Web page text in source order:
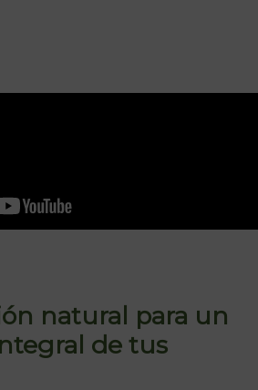
natural para un
de tus